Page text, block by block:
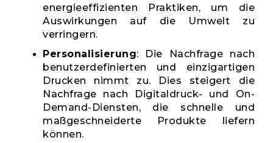
energieeffizienten Praktiken, um die
Auswirkungen auf die Umwelt zu
verringern.
Personalisierung: Die Nachfrage nach
benutzerdefinierten und einzigartigen
Drucken nimmt zu. Dies steigert die
Nachfrage nach Digitaldruck- und On-
Demand-Diensten, die schnelle und
maßgeschneiderte Produkte liefern
können.